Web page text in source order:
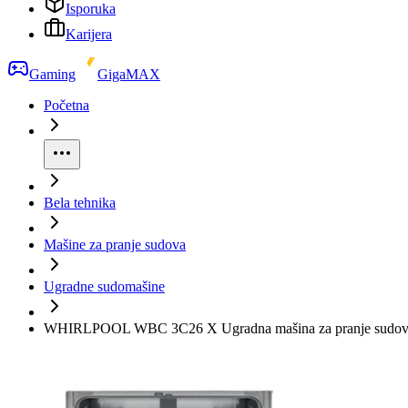
Isporuka
Karijera
Gaming
GigaMAX
Početna
Bela tehnika
Mašine za pranje sudova
Ugradne sudomašine
WHIRLPOOL WBC 3C26 X Ugradna mašina za pranje